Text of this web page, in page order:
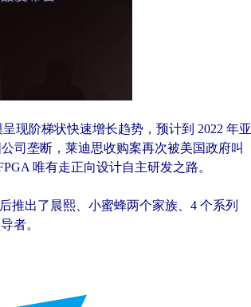
现阶梯状快速增长趋势，预计到 2022 年亚
司垄断，莱迪思收购案再次被美国政府叫
唯有走正向设计自主研发之路。
推出了晨熙、小蜜蜂两个家族、4 个系列
者。